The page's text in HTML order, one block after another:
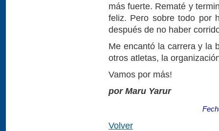
más fuerte. Rematé y
feliz. Pero sobre todo por
después de no haber
Me encantó la carrera y la
otros atletas, la
Vamos por más!
por Maru Yarur
Volver